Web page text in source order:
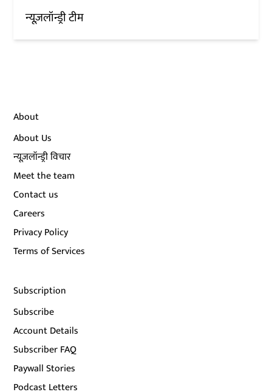
न्यूज़लॉन्ड्री टीम
About
About Us
न्यूज़लॉन्ड्री विचार
Meet the team
Contact us
Careers
Privacy Policy
Terms of Services
Subscription
Subscribe
Account Details
Subscriber FAQ
Paywall Stories
Podcast Letters